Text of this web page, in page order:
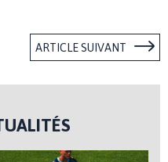
ARTICLE SUIVANT